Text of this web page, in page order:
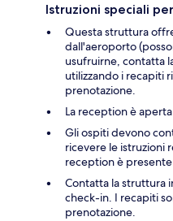
Istruzioni speciali
Questa struttura
dall'aeroporto
usufruirne, contatta
utilizzando i recapiti
prenotazione.
La reception è
Gli ospiti devono
ricevere le istruzioni
reception è
Contatta la struttura
check-in. I recapiti
prenotazione.